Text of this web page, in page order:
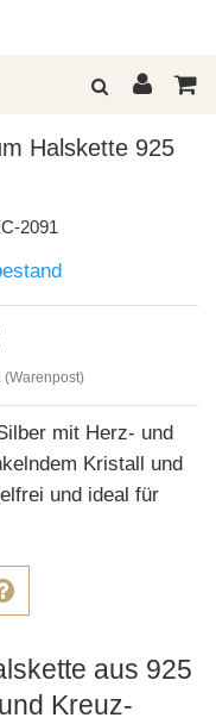
Halskette 925
2091
(Warenpost)
mit Herz- und
Kristall und
und ideal für
aus 925
Kreuz-